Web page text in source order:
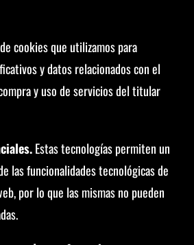
cookies que utilizamos para
y datos relacionados con el
y uso de servicios del titular
Estas tecnologías permiten un
las funcionalidades tecnológicas de
por lo que las mismas no pueden